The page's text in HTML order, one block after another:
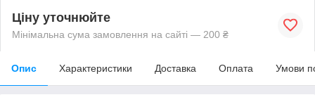
Ціну уточнюйте
Мінімальна сума замовлення на сайті — 200 ₴
Опис Характеристики Доставка Оплата Умови